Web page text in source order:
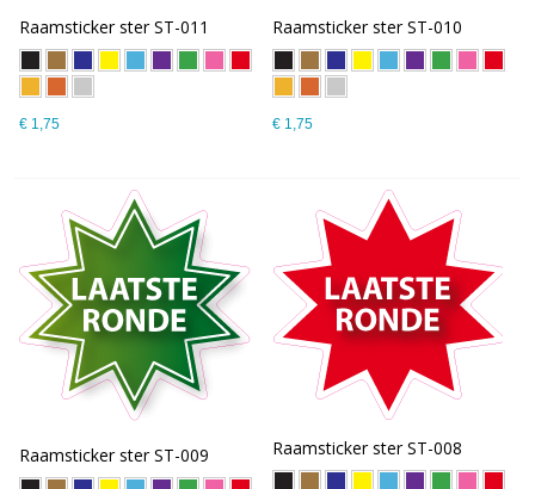
Raamsticker ster ST-011
€ 1,75
Raamsticker ster ST-010
€ 1,75
Raamsticker ster ST-009 Raamsticker ster ST-008